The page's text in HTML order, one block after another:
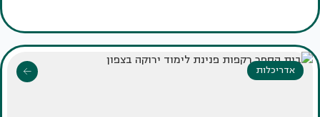
אדריכלות